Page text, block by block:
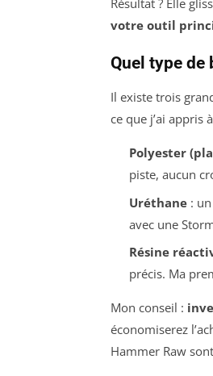
Résultat ? Elle
votre outil
Quel type de
Il existe trois
ce que j’ai appris
Polyester
piste, aucun
Uréthane: un
avec une
Résine
précis. Ma
Mon conseil :
économiserez
Hammer Raw